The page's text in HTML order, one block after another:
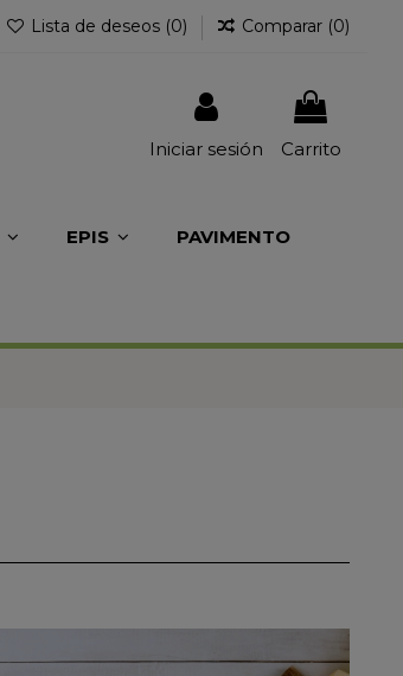
Lista de deseos (0) Comparar (0)
Iniciar sesión Carrito
EPIS PAVIMENTO